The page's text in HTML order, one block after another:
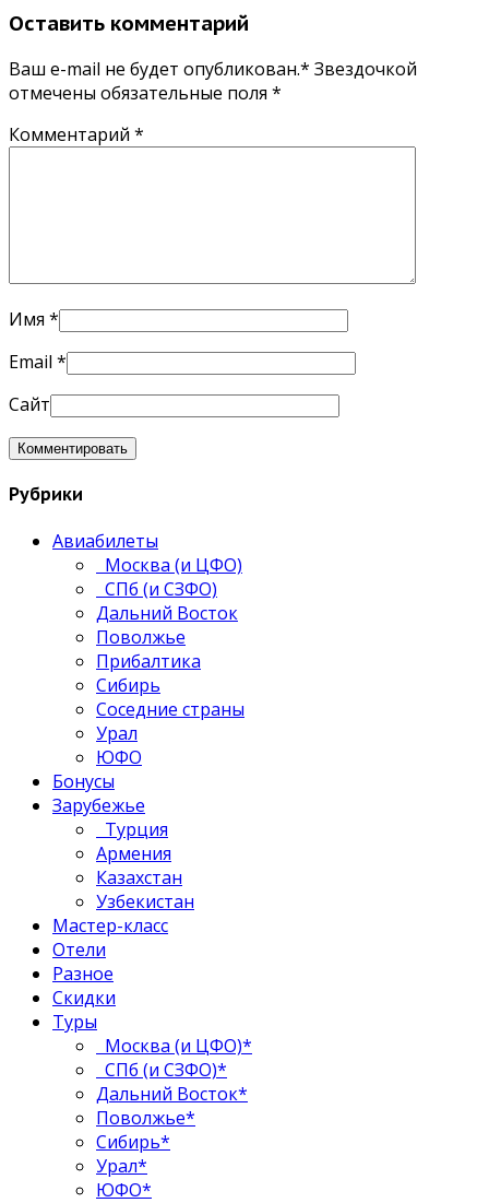
Оставить комментарий
Ваш e-mail не будет опубликован.* Звездочкой
отмечены обязательные поля *
Комментарий *
Имя *
Email *
Сайт
Рубрики
Авиабилеты
Москва (и ЦФО)
СПб (и СЗФО)
Дальний Восток
Поволжье
Прибалтика
Сибирь
Соседние страны
Урал
ЮФО
Бонусы
Зарубежье
Турция
Армения
Казахстан
Узбекистан
Мастер-класс
Отели
Разное
Скидки
Туры
Москва (и ЦФО)*
СПб (и СЗФО)*
Дальний Восток*
Поволжье*
Сибирь*
Урал*
ЮФО*